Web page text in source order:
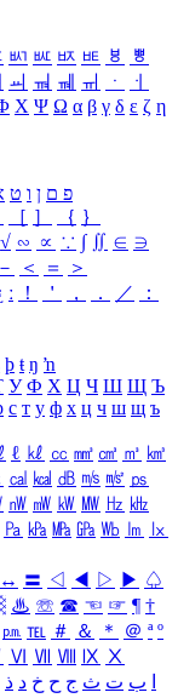
ㅴ ㅵ ㅶ ㅷ ㅸ
ㅹ
ㆉ ㆊ ㆋ ㆌ ㆍ
ㆎ
Χ Ψ Ω α β γ δ ε ζ η
פ ם ן ו ט
［ ］ ｛ ｝
√ ∽ ∝ ∵ ∫ ∬ ∈ ∋
－ ＜ ＝
＞
ː ！ ＇ ， ． ／
：
þ ŧ ŋ ŉ
У Ф Х Ц Ч Ш Щ Ъ
с т у ф х ц ч ш щ ъ
ℓ ㎘ ㏄ ㎣ ㎤ ㎥ ㎦
㎈ ㎉ ㏈ ㎧ ㎨ ㎰
㎻ ㎽ ㎾ ㎿ ㎐ ㎑
㎩ ㎪ ㎫ ㎬ ㏝ ㏐
㏓
↔ 〓 ◁ ◀ ▷ ▶ ♤
♨ ☏ ☎ ☜ ☞ ¶ †
㏘ ℡ ＃ ＆ ＊ ＠ ª º
Ⅵ Ⅶ Ⅷ Ⅸ Ⅹ
ب ت ث ج ح خ د ذ